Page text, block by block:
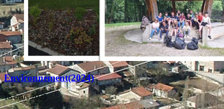
Environnement(2024)
18 mars 2025